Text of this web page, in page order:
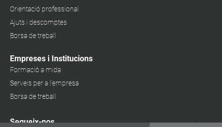
Orientació professional
Ajuts i descomptes
Borsa de treball
Empreses i Institucions
Formació a mida
Serveis per a l'empresa
Borsa de treball
Segueix-nos